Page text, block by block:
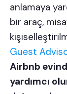
anlamaya
bir araç,
Guest
Airbnb
yardımcı